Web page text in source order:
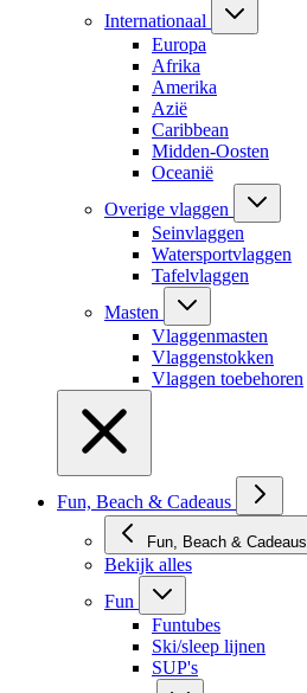
Internationaal
Europa
Afrika
Amerika
Azië
Caribbean
Midden-Oosten
Oceanië
Overige vlaggen
Seinvlaggen
Watersportvlaggen
Tafelvlaggen
Masten
Vlaggenmasten
Vlaggenstokken
Vlaggen toebehoren
Fun, Beach & Cadeaus
Fun, Beach & Cadeaus
Bekijk alles
Fun
Funtubes
Ski/sleep lijnen
SUP's